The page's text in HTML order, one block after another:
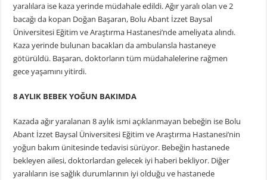
yaralılara ise kaza yerinde müdahale edildi. Ağır yaralı olan ve 2
bacağı da kopan Doğan Başaran, Bolu Abant İzzet Baysal
Üniversitesi Eğitim ve Araştırma Hastanesi’nde ameliyata alındı.
Kaza yerinde bulunan bacakları da ambulansla hastaneye
götürüldü. Başaran, doktorların tüm müdahalelerine rağmen
gece yaşamını yitirdi.
8 AYLIK BEBEK YOĞUN BAKIMDA
Kazada ağır yaralanan 8 aylık ismi açıklanmayan bebeğin ise Bolu
Abant İzzet Baysal Üniversitesi Eğitim ve Araştırma Hastanesi’nin
yoğun bakım ünitesinde tedavisi sürüyor. Bebeğin hastanede
bekleyen ailesi, doktorlardan gelecek iyi haberi bekliyor. Diğer
yaralıların ise sağlık durumlarının iyi olduğu ve hastanede